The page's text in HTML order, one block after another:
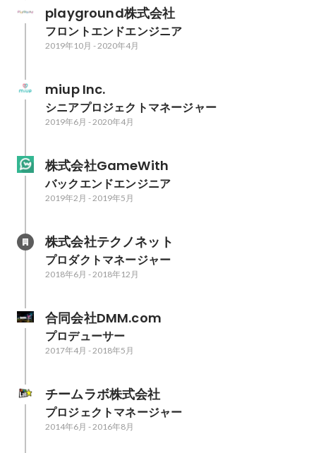
playground株式会社
フロントエンドエンジニア
2019年10月 -2020年4月
miup Inc.
シニアプロジェクトマネージャー
2019年6月 -2020年4月
株式会社GameWith
バックエンドエンジニア
2019年2月 -2019年5月
株式会社テクノネット
プロダクトマネージャー
2018年6月 -2018年12月
合同会社DMM.com
プロデューサー
2017年4月 -2018年5月
チームラボ株式会社
プロジェクトマネージャー
2014年6月 -2016年8月